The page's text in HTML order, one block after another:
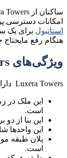
امکانات دسترسی
استانبول برای یک
هنگام رفع
ویژگی‌های Luxera Towers چیست؟
Luxera Towers دارای ویژگی های زیادی هستند از جمله:
است.
این بنا از دو برج با
این واحدها شامل 369 آپارتمان با طرح های
است.